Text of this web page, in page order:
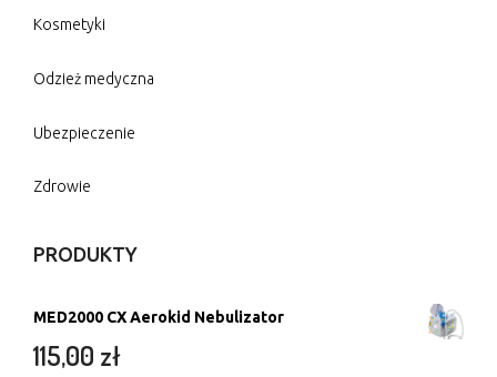
Kosmetyki
Odzież medyczna
Ubezpieczenie
Zdrowie
PRODUKTY
MED2000 CX Aerokid Nebulizator
115,00 zł